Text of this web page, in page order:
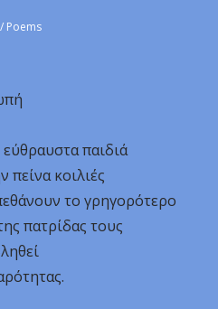
/ Poems
παιδιά
πείνα κοιλιές
το γρηγορότερο
πατρίδας τους